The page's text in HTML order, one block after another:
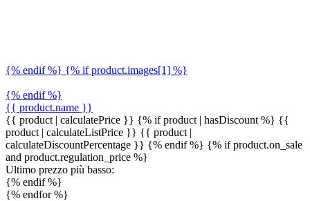
{% endif %} {% if product.images[1] %}
{% endif %}
{{ product.name }}
{{ product | calculatePrice }} {% if product | hasDiscount %} {{
product | calculateListPrice }} {{ product |
calculateDiscountPercentage }} {% endif %} {% if product.on_sale
and product.regulation_price %}
Ultimo prezzo più basso:
{% endif %}
{% endfor %}